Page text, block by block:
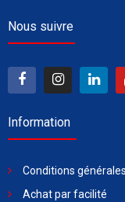
Nous suivre
Information
Conditions
Achat par facilité